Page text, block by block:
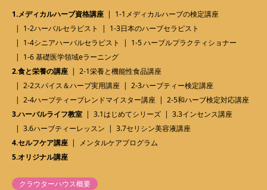
1.メディカルハーブ資格講座
1-1メディカルハーブの検定講座
1-2ハーバルセラピスト
1-3日本のハーブセラピスト
1-4シニアハーバルセラピスト
1-5 ハーブルプラクティショナー
1-6 基礎医学領域eラーニング
2.食と栄養の講座
2-1栄養と機能性食品講座
2-2スパイス＆ハーブ実用講座
2-3ハーブティー検定講座
2-4ハーブティーブレンドマイスター講座
2-5和ハーブ検定対応講座
3.ハーバルライフ教室
3.1はじめてシリーズ
3.3インセンス講座
3.6ハーブティーレッスン
3.7セリシン美容液講座
4.セルフケア講座
メンタルケアプログラム
5.オリジナル講座
クラウターハウス概要